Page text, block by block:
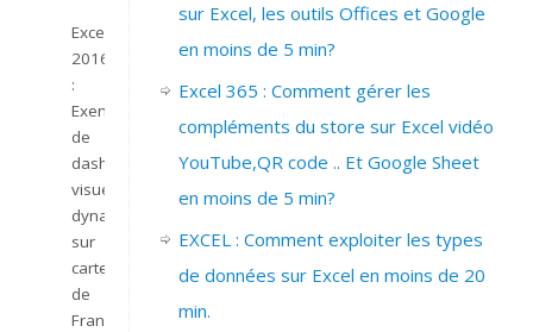
Excel
2016
:
Exemple
de
dashboard
visuel
dynamique
sur
carte
de
France
sur Excel, les outils Offices et Google
en moins de 5 min?
Excel 365 : Comment gérer les
compléments du store sur Excel vidéo
YouTube,QR code .. Et Google Sheet
en moins de 5 min?
EXCEL : Comment exploiter les types
de données sur Excel en moins de 20
min.